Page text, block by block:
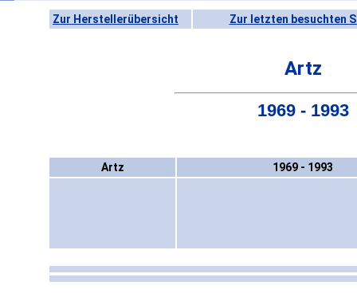
Zur Herstellerübersicht Zur letzten besuchten
Artz
1969 - 1993
Artz 1969 - 1993